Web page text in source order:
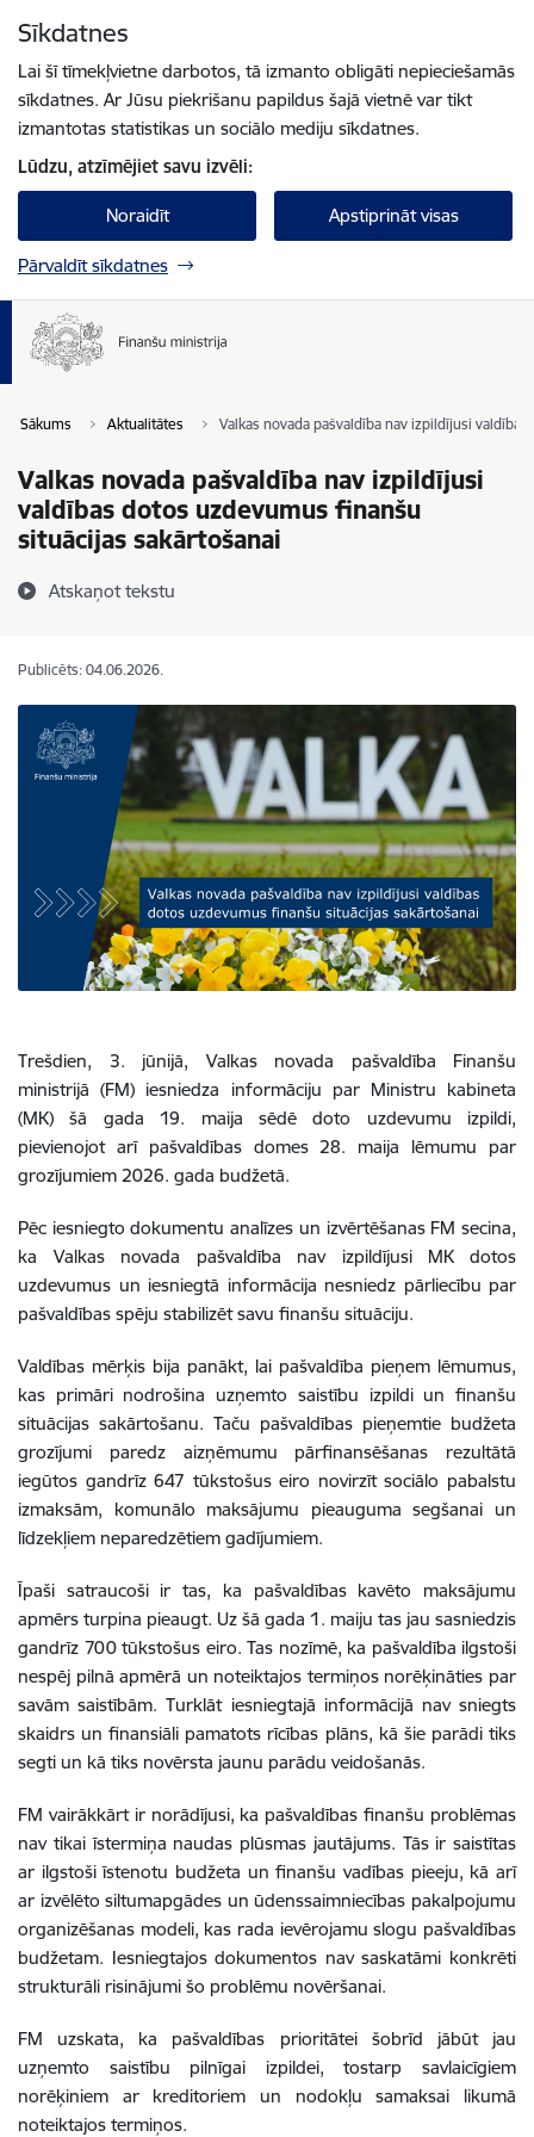
Sīkdatnes
Lai šī tīmekļvietne darbotos, tā izmanto obligāti nepieciešamās
sīkdatnes. Ar Jūsu piekrišanu papildus šajā vietnē var tikt
izmantotas statistikas un sociālo mediju sīkdatnes.
Lūdzu, atzīmējiet savu izvēli:
Noraidīt Apstiprināt visas
Pārvaldīt sīkdatnes
Sākums Aktualitātes Valkas novada pašvaldība nav izpildījusi
Valkas novada pašvaldība nav izpildījusi
valdības dotos uzdevumus finanšu
situācijas sakārtošanai
Atskaņot tekstu
Publicēts: 04.06.2026.
Trešdien, 3. jūnijā, Valkas novada pašvaldība Finanšu
ministrijā (FM) iesniedza informāciju par Ministru kabineta
(MK) šā gada 19. maija sēdē doto uzdevumu izpildi,
pievienojot arī pašvaldības domes 28. maija lēmumu par
grozījumiem 2026. gada budžetā.
Pēc iesniegto dokumentu analīzes un izvērtēšanas FM secina,
ka Valkas novada pašvaldība nav izpildījusi MK dotos
uzdevumus un iesniegtā informācija nesniedz pārliecību par
pašvaldības spēju stabilizēt savu finanšu situāciju.
Valdības mērķis bija panākt, lai pašvaldība pieņem lēmumus,
kas primāri nodrošina uzņemto saistību izpildi un finanšu
situācijas sakārtošanu. Taču pašvaldības pieņemtie budžeta
grozījumi paredz aizņēmumu pārfinansēšanas rezultātā
iegūtos gandrīz 647 tūkstošus eiro novirzīt sociālo pabalstu
izmaksām, komunālo maksājumu pieauguma segšanai un
līdzekļiem neparedzētiem gadījumiem.
Īpaši satraucoši ir tas, ka pašvaldības kavēto maksājumu
apmērs turpina pieaugt. Uz šā gada 1. maiju tas jau sasniedzis
gandrīz 700 tūkstošus eiro. Tas nozīmē, ka pašvaldība ilgstoši
nespēj pilnā apmērā un noteiktajos termiņos norēķināties par
savām saistībām. Turklāt iesniegtajā informācijā nav sniegts
skaidrs un finansiāli pamatots rīcības plāns, kā šie parādi tiks
segti un kā tiks novērsta jaunu parādu veidošanās.
FM vairākkārt ir norādījusi, ka pašvaldības finanšu problēmas
nav tikai īstermiņa naudas plūsmas jautājums. Tās ir saistītas
ar ilgstoši īstenotu budžeta un finanšu vadības pieeju, kā arī
ar izvēlēto siltumapgādes un ūdenssaimniecības pakalpojumu
organizēšanas modeli, kas rada ievērojamu slogu pašvaldības
budžetam. Iesniegtajos dokumentos nav saskatāmi konkrēti
strukturāli risinājumi šo problēmu novēršanai.
FM uzskata, ka pašvaldības prioritātei šobrīd jābūt jau
uzņemto saistību pilnīgai izpildei, tostarp savlaicīgiem
norēķiniem ar kreditoriem un nodokļu samaksai likumā
noteiktajos termiņos.